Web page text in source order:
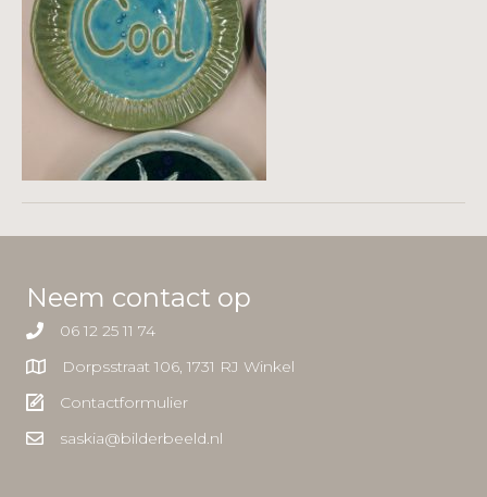
Neem contact op
06 12 25 11 74
Dorpsstraat 106, 1731 RJ Winkel
Contactformulier
saskia@bilderbeeld.nl